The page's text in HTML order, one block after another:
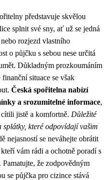
představuje skvělou
splnit své sny, ať už se jedná
rozjezd vlastního
o půjčku s sebou nese určitá
Důkladným prozkoumáním
situace se však
Česká spořitelna nabízí
a srozumitelné informace,
jistě a komfortně. Důležité
které odpovídají vašim
nejasností se neváhejte obrátit
vám rádi a ochotně poradí s
že zodpovědným
se půjčka pro cizince stává